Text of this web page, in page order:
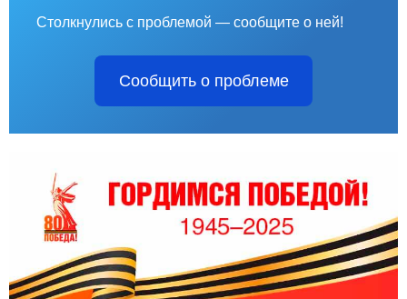
Столкнулись с проблемой — сообщите о ней!
Сообщить о проблеме